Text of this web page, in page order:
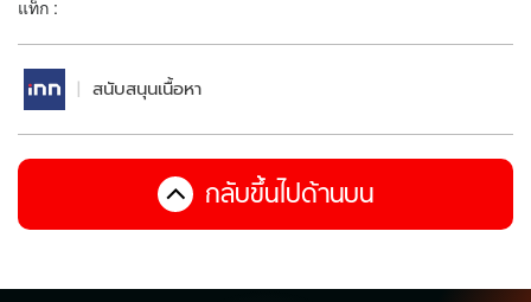
แท็ก :
สนับสนุนเนื้อหา
กลับขึ้นไปด้านบน